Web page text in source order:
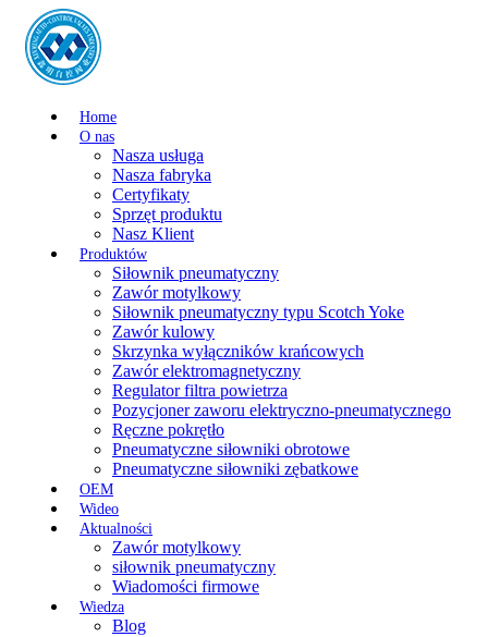
Home
O nas
Nasza usługa
Nasza fabryka
Certyfikaty
Sprzęt produktu
Nasz Klient
Produktów
Siłownik pneumatyczny
Zawór motylkowy
Siłownik pneumatyczny typu Scotch Yoke
Zawór kulowy
Skrzynka wyłączników krańcowych
Zawór elektromagnetyczny
Regulator filtra powietrza
Pozycjoner zaworu elektryczno-pneumatycznego
Ręczne pokrętło
Pneumatyczne siłowniki obrotowe
Pneumatyczne siłowniki zębatkowe
OEM
Wideo
Aktualności
Zawór motylkowy
siłownik pneumatyczny
Wiadomości firmowe
Wiedza
Blog